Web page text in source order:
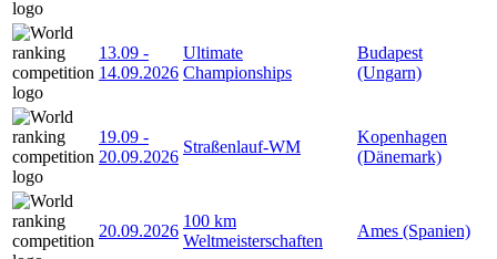
13.09 -
14.09.2026
Ultimate
Championships
Budapest
(Ungarn)
19.09 -
20.09.2026
Straßenlauf-WM
Kopenhagen
(Dänemark)
20.09.2026
100 km
Weltmeisterschaften
Ames (Spanien)